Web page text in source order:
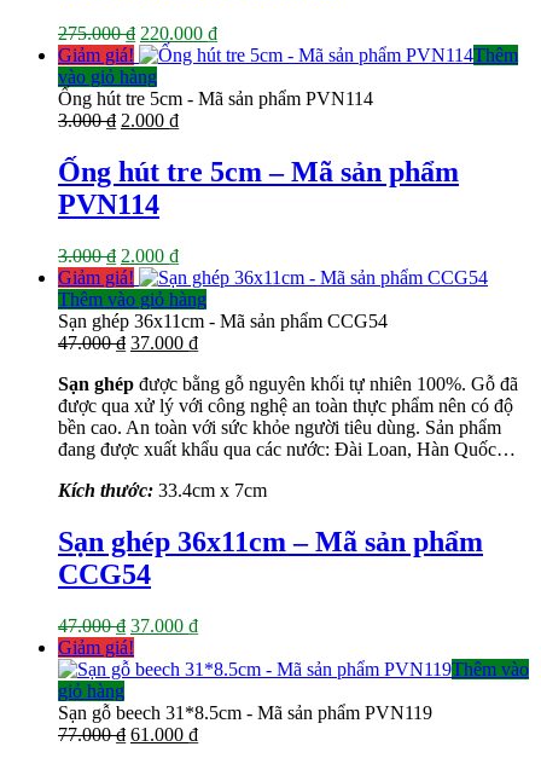
275.000₫ Giá
gốc
là:
275.000 ₫.
220.000 ₫Giá
hiện
là:
Giảm giá!
Thêm
vào giỏ hàng
Ống hút tre 5cm - Mã sản phẩm PVN114
3.000₫ Giá
là:
3.000 ₫.
2.000 ₫Giá
tại
là:
Ống hút tre 5cm – Mã sản phẩm
PVN114
3.000₫ Giá
gốc
là:
3.000 ₫.
2.000 ₫Giá
hiện
tại
là:
2.000 ₫.
Giảm giá!
Thêm vào giỏ hàng
Sạn ghép 36x11cm - Mã sản phẩm CCG54
47.000₫ Giá
là:
47.000 ₫.
37.000 ₫Giá
tại
là:
37.000 ₫.
Sạn ghép được bằng gỗ nguyên khối tự nhiên 100%. Gỗ đã
được qua xử lý với công nghệ an toàn thực phẩm nên có độ
bền cao. An toàn với sức khỏe người tiêu dùng. Sản phẩm
đang được xuất khẩu qua các nước: Đài Loan, Hàn Quốc…
Kích thước: 33.4cm x 7cm
Sạn ghép 36x11cm – Mã sản phẩm
CCG54
47.000₫ Giá
gốc
là:
37.000 ₫Giá
tại
37.000 ₫.
Giảm giá!
Thêm vào
giỏ hàng
Sạn gỗ beech 31*8.5cm - Mã sản phẩm PVN119
77.000₫ Giá
61.000 ₫Giá